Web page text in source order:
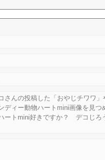
さんの投稿した「おやじチワワ」
ディー動物ハートmini画像を見つ
ートmini好きですか？ デコじろ